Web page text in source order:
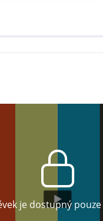
je dostupný